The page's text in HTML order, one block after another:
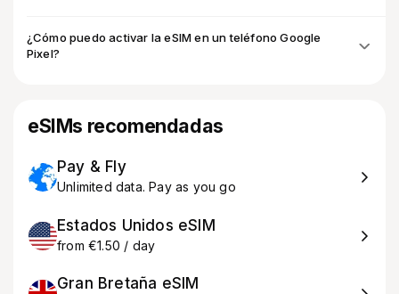
¿Cómo puedo activar la eSIM en un teléfono Google
Pixel?
eSIMs recomendadas
Pay & Fly
Unlimited data. Pay as you go
Estados Unidos eSIM
from €1.50 / day
Gran Bretaña eSIM